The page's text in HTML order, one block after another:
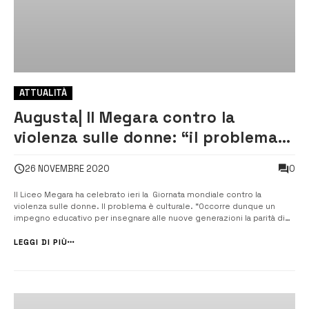
ATTUALITÀ
Augusta| Il Megara contro la
violenza sulle donne: “il problema è
26 NOVEMBRE 2020 0
Il Liceo Megara ha celebrato ieri la Giornata mondiale contro la
violenza sulle donne. Il problema è culturale. “Occorre dunque un
impegno educativo per insegnare alle nuove generazioni la parità di
Renato Santoro. [/] Ieri 25 Novembre 2020 al Liceo “Megara” si...
LEGGI DI PIÙ